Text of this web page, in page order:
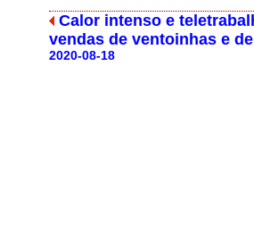
Calor intenso e
vendas de ventoinhas e
2020-08-18